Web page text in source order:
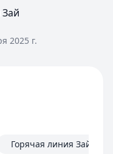
2025 г.
Горячая линия Займер